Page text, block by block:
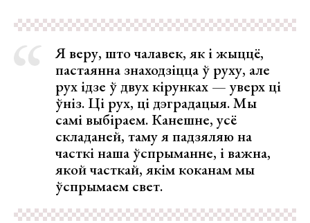
Я веру, што чалавек, як і жыццё,
пастаянна знаходзіцца ў руху, але
рух ідзе ў двух кірунках — уверх ці
ўніз. Ці рух, ці дэградацыя. Мы
самі выбіраем. Канешне, усё
складаней, таму я падзяляю на
часткі наша ўспрыманне, і важна,
якой часткай, якім коканам мы
ўспрымаем свет.